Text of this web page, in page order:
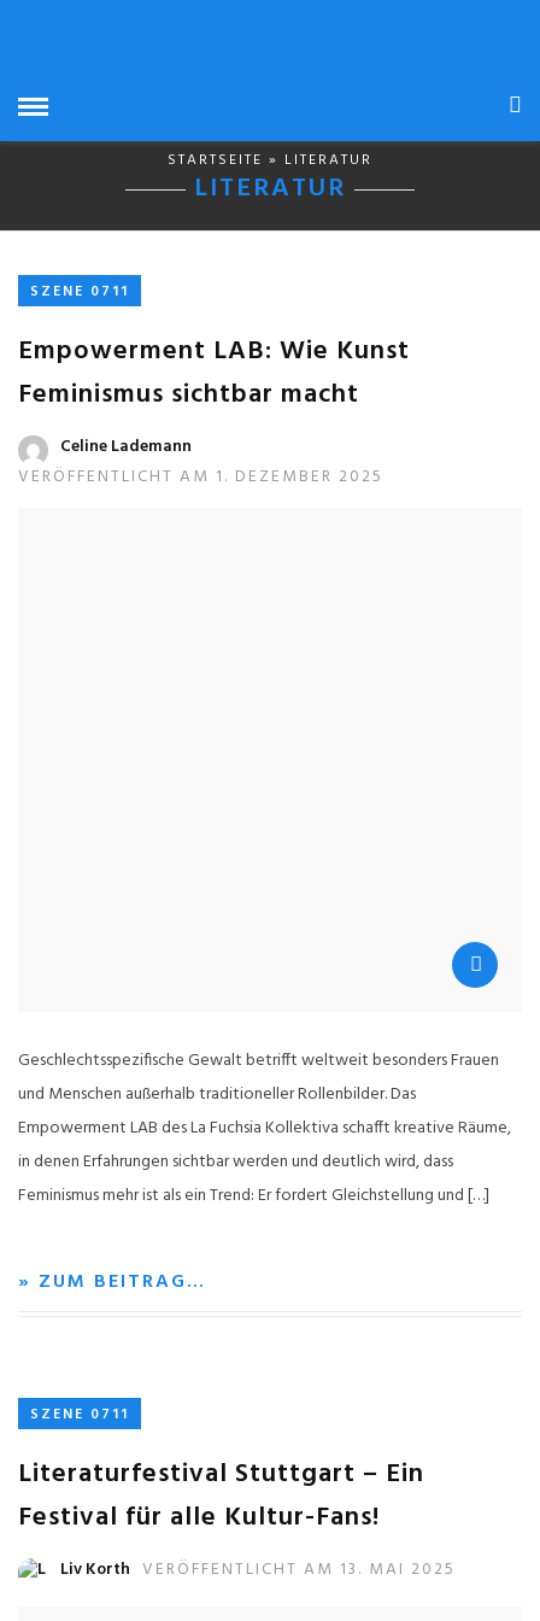
STARTSEITE » LITERATUR
LITERATUR
SZENE 0711
Empowerment LAB: Wie Kunst
Feminismus sichtbar macht
Celine Lademann
VERÖFFENTLICHT AM 1. DEZEMBER 2025
Geschlechtsspezifische Gewalt betrifft weltweit besonders Frauen
und Menschen außerhalb traditioneller Rollenbilder. Das
Empowerment LAB des La Fuchsia Kollektiva schafft kreative Räume,
in denen Erfahrungen sichtbar werden und deutlich wird, dass
Feminismus mehr ist als ein Trend: Er fordert Gleichstellung und […]
» ZUM BEITRAG…
SZENE 0711
Literaturfestival Stuttgart – Ein
Festival für alle Kultur-Fans!
Liv Korth VERÖFFENTLICHT AM 13. MAI 2025